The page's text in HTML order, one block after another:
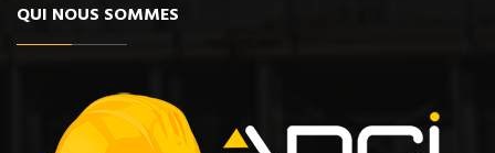
QUI NOUS SOMMES